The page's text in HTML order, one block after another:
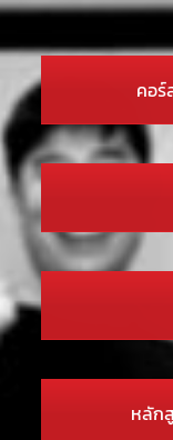
คอร์
หลัก